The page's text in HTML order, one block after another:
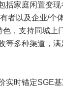
括家庭闲置变
者以及企业/个
色，支持同城上
等多种渠道，
时锚定SGE基